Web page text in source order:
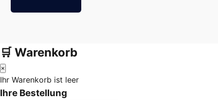
🛒 Warenkorb
×
Ihr Warenkorb ist leer
Ihre Bestellung